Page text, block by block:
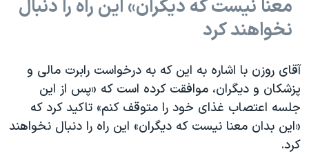
معنا نیست که دیگران» این راه را دنبال
نخواهند کرد
آقای روزن با اشاره به این که به درخواست رابرت مالی و
پزشکان و دیگران، موافقت کرده است که «پس از این
جلسه اعتصاب غذای خود را متوقف کنم» تاکید کرد که
«این بدان معنا نیست که دیگران» این راه را دنبال نخواهند
کرد.